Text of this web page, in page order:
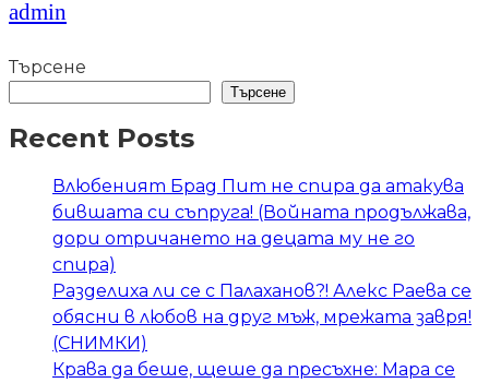
admin
Търсене
Търсене
Recent Posts
Влюбеният Брад Пит не спира да атакува
бившата си съпруга! (Войната продължава,
дори отричането на децата му не го
спира)
Разделиха ли се с Палаханов?! Алекс Раева се
обясни в любов на друг мъж, мрежата завря!
(СНИМКИ)
Крава да беше, щеше да пресъхне: Мара се